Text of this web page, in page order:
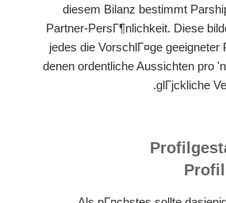
diesem Bilanz bestimmt
Partner-PersГ¶nlichkeit. Diese
jedes die VorschlГ¤ge geeigneter
denen ordentliche Aussichten pro
glГјckliche